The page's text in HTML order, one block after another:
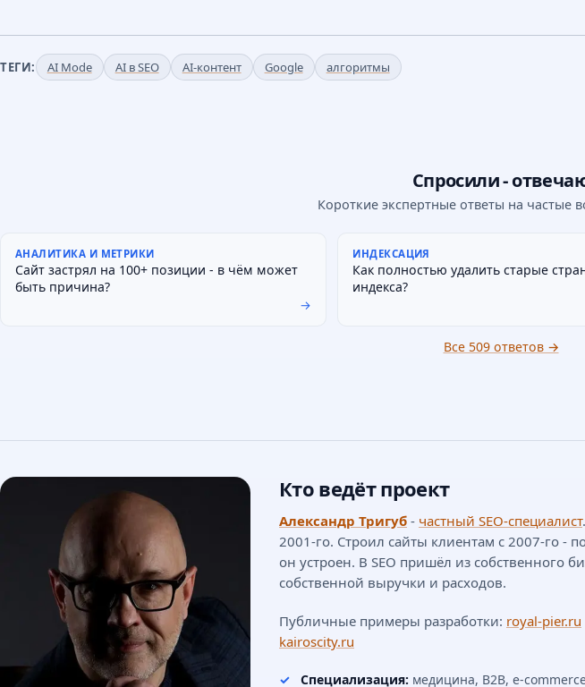
ТЕГИ: AI Mode AI в SEO AI-контент Google алгоритмы
Спросили -
Короткие экспертные ответы на частые
АНАЛИТИКА И МЕТРИКИ
Сайт застрял на 100+ позиции - в чём может
быть причина?
→
ИНДЕКСАЦИЯ
Как полностью удалить старые
индекса?
Все 509 ответов →
Кто ведёт проект
Александр Тригуб - частный SEO-специалист
2001-го. Строил сайты клиентам с 2007-го -
он устроен. В SEO пришёл из собственного
собственной выручки и расходов.
Публичные примеры разработки: royal-pier.ru
kairoscity.ru
Специализация: медицина, B2B, e-